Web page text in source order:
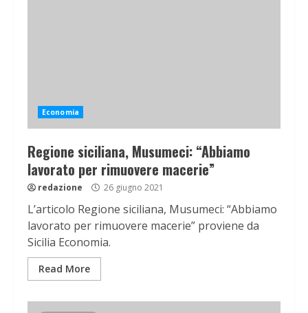
Economia
Regione siciliana, Musumeci: “Abbiamo
lavorato per rimuovere macerie”
redazione 26 giugno 2021
L’articolo Regione siciliana, Musumeci: “Abbiamo
lavorato per rimuovere macerie” proviene da
Sicilia Economia.
Read More